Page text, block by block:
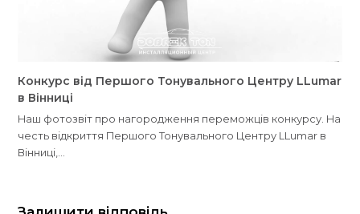
Конкурс від Першого Тонувального Центру LLumar
в Вінниці
Наш фотозвіт про нагородження переможців конкурсу. На
честь відкриття Першого Тонувального Центру LLumar в
Вінниці,…